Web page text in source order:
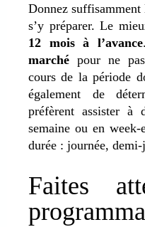
Donnez
s’y préparer. Le
12 mois à l’avance
marché pour ne
cours de la période
également de
préfèrent assister à
semaine ou en
durée : journée,
Faites